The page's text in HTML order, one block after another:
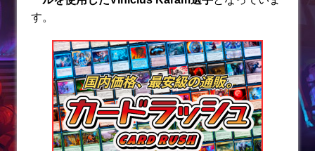
o
o
k
す。